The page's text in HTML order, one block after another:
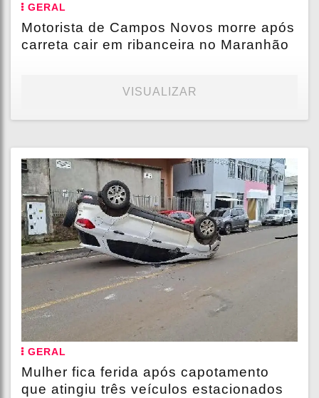
GERAL
Motorista de Campos Novos morre após
carreta cair em ribanceira no Maranhão
VISUALIZAR
GERAL
Mulher fica ferida após capotamento
que atingiu três veículos estacionados